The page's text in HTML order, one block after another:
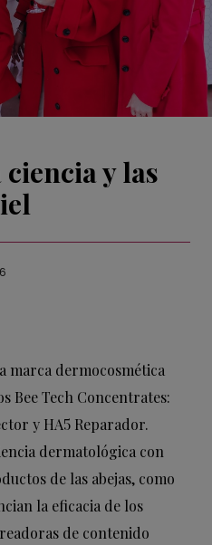
y las
marca dermocosmética
Bee Tech Concentrates:
y HA5 Reparador.
dermatológica con
de las abejas, como
la eficacia de los
de contenido